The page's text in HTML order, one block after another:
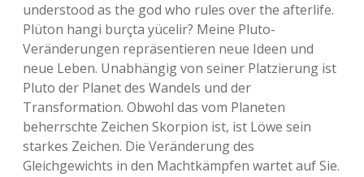
understood as the god who rules over the afterlife.
Plüton hangi burçta yücelir? Meine Pluto-
Veränderungen repräsentieren neue Ideen und
neue Leben. Unabhängig von seiner Platzierung ist
Pluto der Planet des Wandels und der
Transformation. Obwohl das vom Planeten
beherrschte Zeichen Skorpion ist, ist Löwe sein
starkes Zeichen. Die Veränderung des
Gleichgewichts in den Machtkämpfen wartet auf Sie.